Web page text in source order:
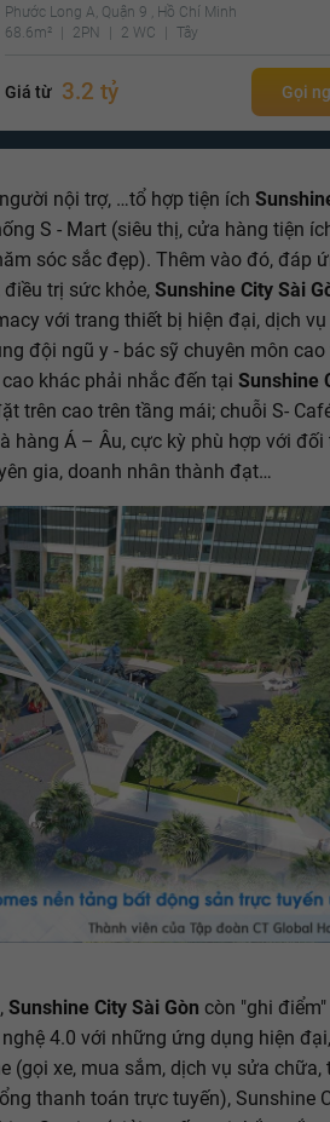
Phước Long A, Quận 9 , Hồ Chí Minh
68.6m²
2PN 2 WC Tây
Giá từ 3.2 tỷ Gọi
nội trợ, …tổ hợp tiện ích
S - Mart (siêu thị, cửa hàng tiện
sóc sắc đẹp). Thêm vào đó, đáp
trị sức khỏe, Sunshine City Sài
với trang thiết bị hiện đại, dịch
đội ngũ y - bác sỹ chuyên môn cao
khác phải nhắc đến tại Sunshine
trên cao trên tầng mái; chuỗi S-
hàng Á – Âu, cực kỳ phù hợp với đối
gia, doanh nhân thành đạt…
Sunshine City Sài Gòn còn "ghi
4.0 với những ứng dụng hiện
(gọi xe, mua sắm, dịch vụ sửa chữa,
thanh toán trực tuyến), Sunshine